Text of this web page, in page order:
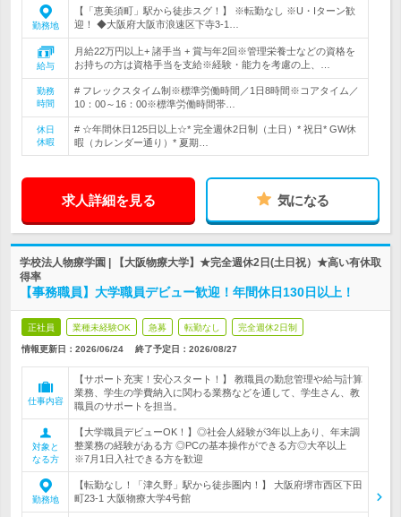
勤務地
【「恵美須町」駅から徒歩スグ！】 ※転勤なし ※U・Iターン歓
迎！ ◆大阪府大阪市浪速区下寺3-1…
給与
月給22万円以上+ 諸手当 + 賞与年2回※管理栄養士などの資格を
お持ちの方は資格手当を支給※経験・能力を考慮の上、…
勤務
時間
# フレックスタイム制※標準労働時間／1日8時間※コアタイム／
10：00～16：00※標準労働時間帯…
休日
休暇
# ☆年間休日125日以上☆* 完全週休2日制（土日）* 祝日* GW休
暇（カレンダー通り）* 夏期…
求人詳細を見る 気になる
学校法人物療学園 | 【大阪物療大学】★完全週休2日(土日祝）★高い有休取
得率
【事務職員】大学職員デビュー歓迎！年間休日130日以上！
正社員 業種未経験OK 急募 転勤なし 完全週休2日制
情報更新日：2026/06/24 終了予定日： 2026/08/27
仕事内容
【サポート充実！安心スタート！】 教職員の勤怠管理や給与計算
業務、学生の学費納入に関わる業務などを通して、学生さん、教
職員のサポートを担当。
対象と
なる方
【大学職員デビューOK！】◎社会人経験が3年以上あり、年末調
整業務の経験がある方 ◎PCの基本操作ができる方◎大卒以上
※7月1日入社できる方を歓迎
勤務地
【転勤なし！「津久野」駅から徒歩圏内！】 大阪府堺市西区下田
町23-1 大阪物療大学4号館